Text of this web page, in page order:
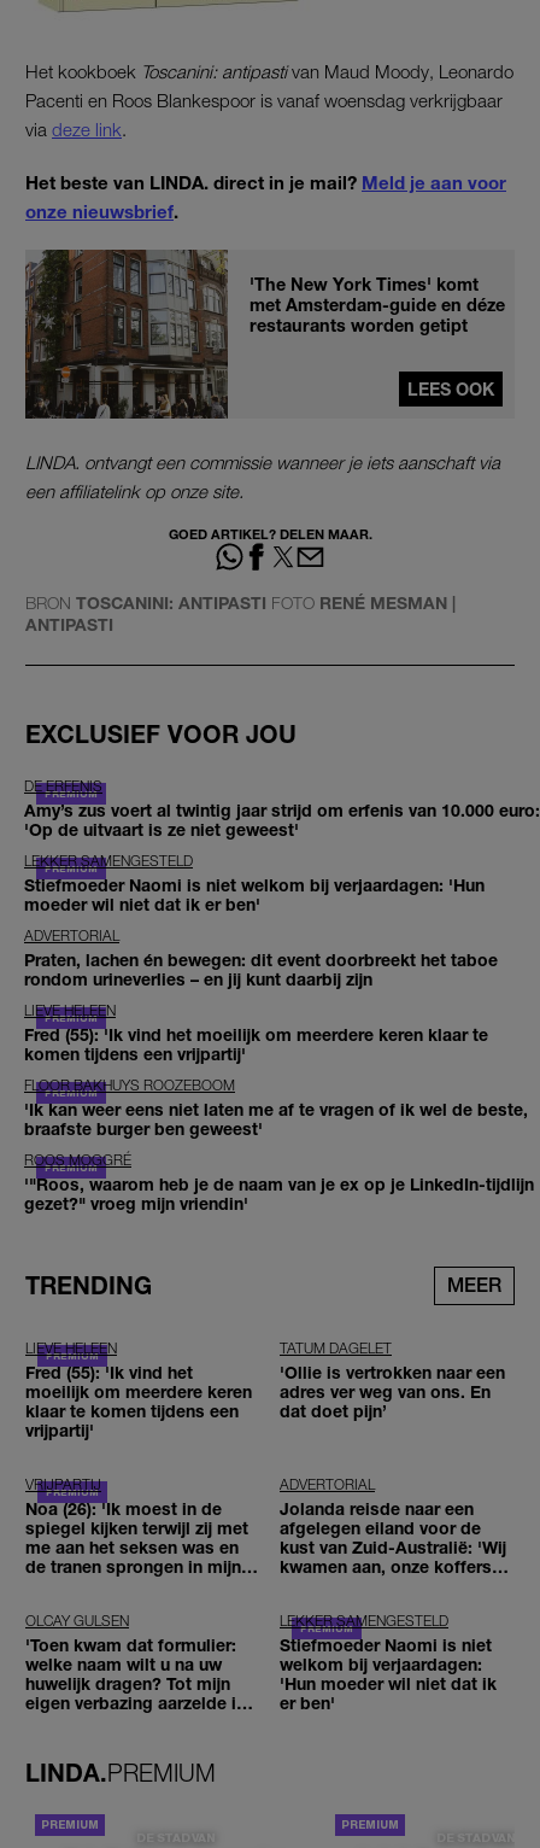
Het kookboek Toscanini: antipastivan Maud Moody, Leonardo
Pacenti en Roos Blankespoor is vanaf woensdag verkrijgbaar
via deze link.
Het beste van LINDA. direct in je mail? Meld je aan voor
onze nieuwsbrief.
'The New York Times' komt
met Amsterdam-guide en déze
restaurants worden getipt
LEES OOK
LINDA. ontvangt een commissie wanneer je iets aanschaft via
een affiliatelink op onze site.
GOED ARTIKEL? DELEN MAAR.
BRON TOSCANINI: ANTIPASTI FOTO RENÉ MESMAN |
ANTIPASTI
EXCLUSIEF VOOR JOU
DE ERFENIS
Amy’s zus voert al twintig jaar strijd om erfenis van 10.000 euro:
'Op de uitvaart is ze niet geweest'
LEKKER SAMENGESTELD
Stiefmoeder Naomi is niet welkom bij verjaardagen: 'Hun
moeder wil niet dat ik er ben'
ADVERTORIAL
Praten, lachen én bewegen: dit event doorbreekt het taboe
rondom urineverlies – en jij kunt daarbij zijn
LIEVE HELEEN
Fred (55): 'Ik vind het moeilijk om meerdere keren klaar te
komen tijdens een vrijpartij'
FLOOR BAKHUYS ROOZEBOOM
'Ik kan weer eens niet laten me af te vragen of ik wel de beste,
braafste burger ben geweest'
ROOS MOGGRÉ
'"Roos, waarom heb je de naam van je ex op je LinkedIn-tijdlijn
gezet?" vroeg mijn vriendin'
TRENDING MEER
LIEVE HELEEN
Fred (55): 'Ik vind het
moeilijk om meerdere keren
klaar te komen tijdens een
vrijpartij'
TATUM DAGELET
'Ollie is vertrokken naar een
adres ver weg van ons. En
dat doet pijn’
VRIJPARTIJ
Noa (26): 'Ik moest in de
spiegel kijken terwijl zij met
me aan het seksen was en
de tranen sprongen in mijn
ADVERTORIAL
Jolanda reisde naar een
afgelegen eiland voor de
kust van Zuid-Australië: 'Wij
kwamen aan, onze koffers
OLCAY GULSEN
'Toen kwam dat formulier:
welke naam wilt u na uw
huwelijk dragen? Tot mijn
eigen verbazing aarzelde ik
LEKKER SAMENGESTELD
Stiefmoeder Naomi is niet
welkom bij verjaardagen:
'Hun moeder wil niet dat ik
er ben'
LINDA.PREMIUM
DE STAD VAN DE STAD VAN